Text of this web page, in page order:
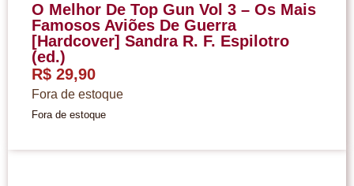
O Melhor De Top Gun Vol 3 – Os Mais
Famosos Aviões De Guerra
[Hardcover] Sandra R. F. Espilotro
(ed.)
R$ 29,90
Fora de estoque
Fora de estoque